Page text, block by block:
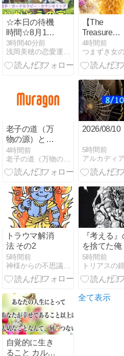
☆本日の待機
時間☆8月10
日
3時間40分前
浅岡美穂の恋愛運UPしま専科 Be happy tog…
【The
Treasure
Within
Journey】
の宝物探し
ない？
4時間前
老子の道（万
物の源）と徳
第７７章 天の
道は、それ猶
(な)お弓を張
～ 老子の道
（万物の源）
と徳 ＝ 大本神
諭の一輪＋日
月神示の神一
厘
4時間前
老子の道（万物の源）と徳 ＝大本神諭の一輪＋日月神示の神一厘
2026/08/10
5時間前
トラウマ解消
法 その2
5時間前
『考える』
を捨てた俺
5時間前
トリアスの鏡
自覚的に生き
ること カルマ
全て表示